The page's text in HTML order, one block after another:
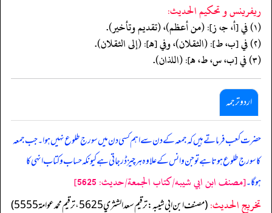
ريفرينس و تحكيم الحدیث:
(١) في [أ، جـ، ز]: (من أعظم)، (تقديم وتأخير).
(٢) في [ب، ط]: (الثقلان)، وفي [هـ]: (إلى الثقلان).
(٣) في [ب، س، ط، هـ]: (اللذان).
اردو ترجمہ
حضرت کعب فرماتے ہیں کہ جمعہ کے دن سے اہم کسی دن میں سورج طلوع نہیں ہوا۔ جب جمعہ
کا سورج طلوع ہوتا ہے تو جن و انس کے علاوہ ہر چیز ڈر جاتی ہے کیونکہ حساب و کتاب انہی کا
ہوگا۔[مصنف ابن ابي شيبه/كتاب الجمعة/حدیث: 5625]
تخریج الحدیث:(مصنف ابن ابي شيبه: ترقيم سعد الشثري 5625، ترقيم محمد عوامة 5555)